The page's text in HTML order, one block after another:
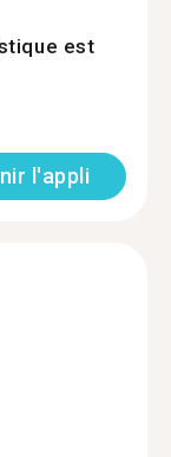
est
l'appli